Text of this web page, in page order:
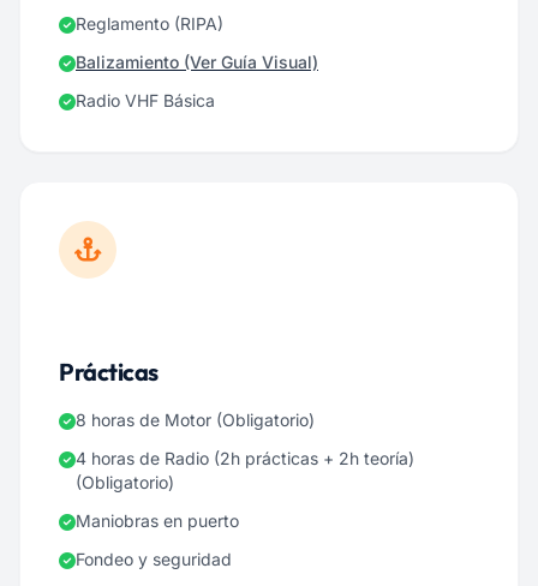
Reglamento (RIPA)
Balizamiento (Ver Guía Visual)
Radio VHF Básica
Prácticas
8 horas de Motor (Obligatorio)
4 horas de Radio (2h prácticas + 2h teoría)
(Obligatorio)
Maniobras en puerto
Fondeo y seguridad